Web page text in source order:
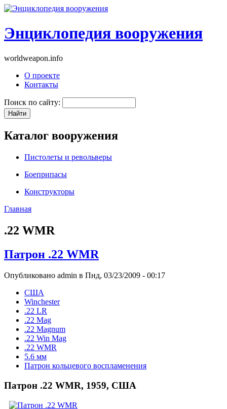
Энциклопедия вооружения
worldweapon.info
О проекте
Контакты
Поиск по сайту:
Каталог вооружения
Пистолеты и револьверы
Боеприпасы
Конструкторы
Главная
.22 WMR
Патрон .22 WMR
Опубликовано admin в Пнд, 03/23/2009 - 00:17
США
Winchester
.22 LR
.22 Mag
.22 Magnum
.22 Win Mag
.22 WMR
5.6 мм
Патрон кольцевого воспламенения
Патрон .22 WMR, 1959, США